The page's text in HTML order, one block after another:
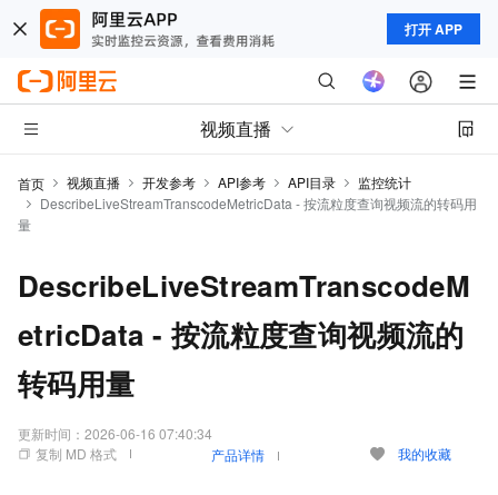
打开 APP
视频直播
首页 视频直播 开发参考 API参考 API目录
监控统计
DescribeLiveStreamTranscodeMetricData - 按流粒度查询视频流的转码用
量
DescribeLiveStreamTranscodeM
etricData - 按流粒度查询视频流的
转码用量
更新时间： 2026-06-16 07:40:34
复制 MD 格式
产品详情 我的收藏